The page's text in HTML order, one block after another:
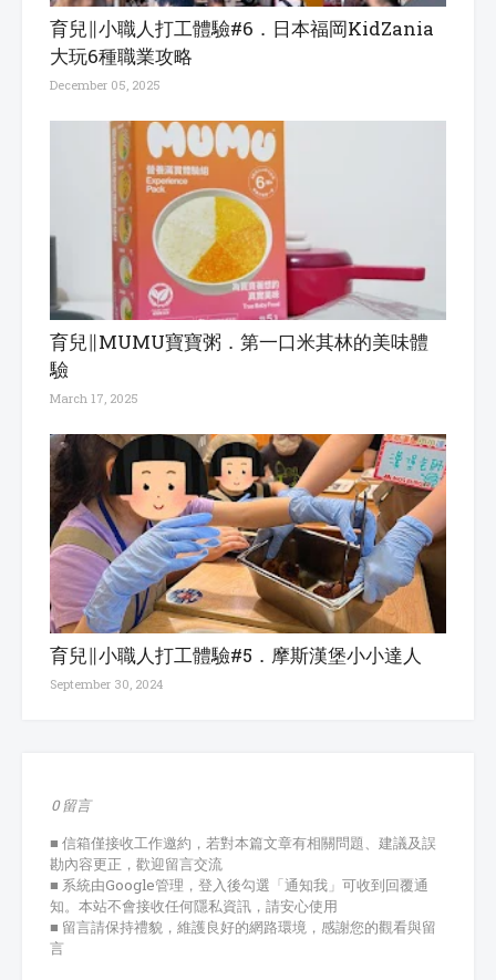
育兒∥小職人打工體驗#6．日本福岡KidZania
大玩6種職業攻略
December 05, 2025
育兒∥MUMU寶寶粥．第一口米其林的美味體
驗
March 17, 2025
育兒∥小職人打工體驗#5．摩斯漢堡小小達人
September 30, 2024
0 留言
■ 信箱僅接收工作邀約，若對本篇文章有相關問題、建議及誤
勘內容更正，歡迎留言交流
■ 系統由Google管理，登入後勾選「通知我」可收到回覆通
知。本站不會接收任何隱私資訊，請安心使用
■ 留言請保持禮貌，維護良好的網路環境，感謝您的觀看與留
言